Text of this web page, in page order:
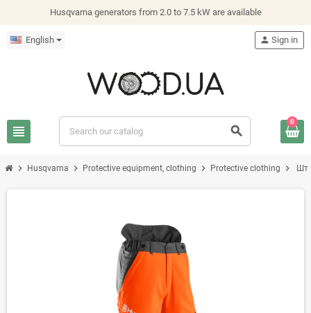
Husqvarna generators from 2.0 to 7.5 kW are available
English
view_headline search
person Sign in
0
chevron_right Husqvarna chevron_right Protective equipment, clothing chevron_right Protective clothing chevron_right